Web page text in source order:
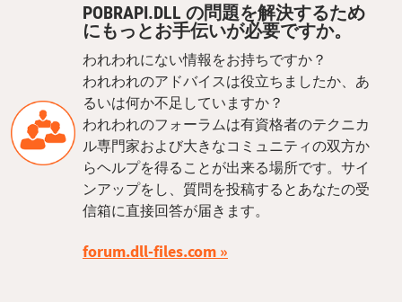
POBRAPI.DLL の問題を解決するため
にもっとお手伝いが必要ですか。
われわれにない情報をお持ちですか？
われわれのアドバイスは役立ちましたか、あ
るいは何か不足していますか？
われわれのフォーラムは有資格者のテクニカ
ル専門家および大きなコミュニティの双方か
らヘルプを得ることが出来る場所です。サイ
ンアップをし、質問を投稿するとあなたの受
信箱に直接回答が届きます。
forum.dll-files.com